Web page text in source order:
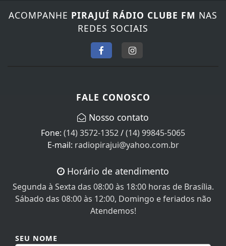
ACOMPANHE PIRAJUÍ RÁDIO CLUBE FM NAS
REDES SOCIAIS
FALE CONOSCO
Nosso contato
Fone: (14) 3572-1352/(14) 99845-5065
E-mail: radiopirajui@yahoo.com.br
Horário de atendimento
Segunda à Sexta das 08:00 às 18:00 horas de Brasília.
Sábado das 08:00 às 12:00, Domingo e feriados não
Atendemos!
SEU NOME